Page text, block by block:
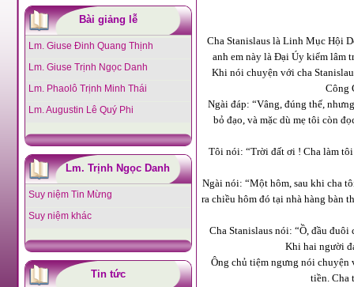
Bài giảng lễ
Lm. Giuse Đinh Quang Thịnh
Lm. Giuse Trịnh Ngọc Danh
Lm. Phaolô Trịnh Minh Thái
Lm. Augustin Lê Quý Phi
Lm. Trịnh Ngọc Danh
Suy niệm Tin Mừng
Suy niệm khác
Tin tức
Cha Stanislaus là Linh Mục Hội
anh em này là Đại Úy kiểm lâm
Khi nói chuyện với cha
Công
Ngài đáp: “Vâng, đúng thế,
bỏ đạo, và mặc dù mẹ tôi còn
Tôi nói: “Trời đất ơi ! Cha làm
Ngài nói: “Một hôm, sau khi cha
ra chiều hôm đó tại nhà hàng bàn
Cha Stanislaus nói: “Ồ, đầu
Khi hai người
Ông chủ tiệm ngưng nói chuyện
tiền. Cha